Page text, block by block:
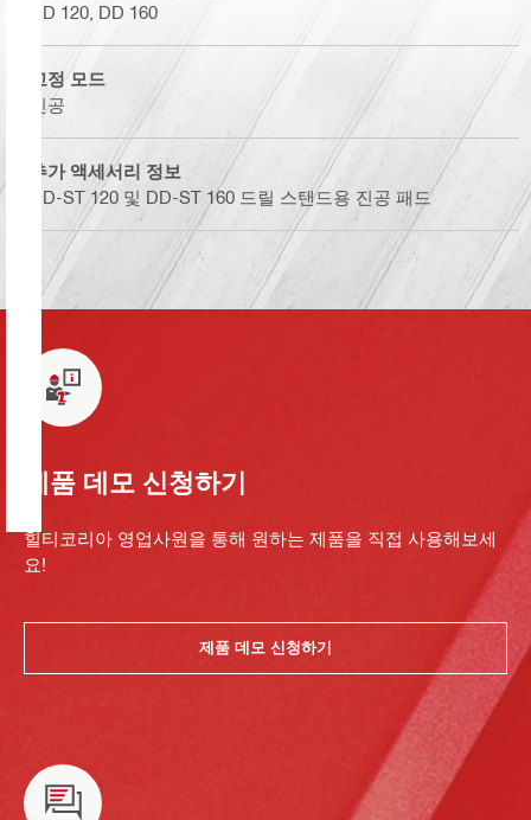
DD 120, DD 160
고정 모드
진공
추가 액세서리 정보
DD-ST 120 및 DD-ST 160 드릴 스탠드용 진공 패드
제품 데모 신청하기
힐티코리아 영업사원을 통해 원하는 제품을 직접 사용해보세
요!
제품 데모 신청하기